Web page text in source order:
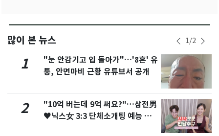
많이 본 뉴스 1/2
1
"눈 안감기고 입 돌아가"…'8혼' 유
퉁, 안면마비 근황 유튜브서 공개
2
"10억 버는데 9억 써요?"…삼전男
♥닉스女 3:3 단체소개팅 예능 화